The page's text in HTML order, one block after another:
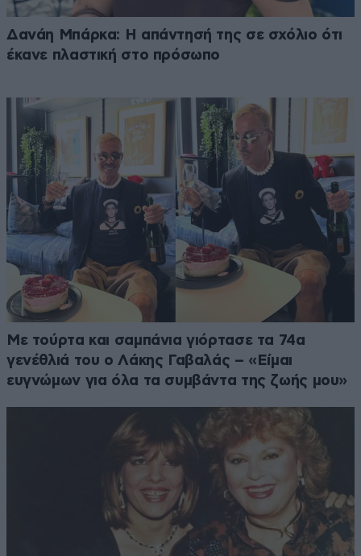
Δανάη Μπάρκα: Η απάντησή της σε σχόλιο ότι
έκανε πλαστική στο πρόσωπο
Με τούρτα και σαμπάνια γιόρτασε τα 74α
γενέθλιά του ο Λάκης Γαβαλάς – «Είμαι
ευγνώμων για όλα τα συμβάντα της ζωής μου»